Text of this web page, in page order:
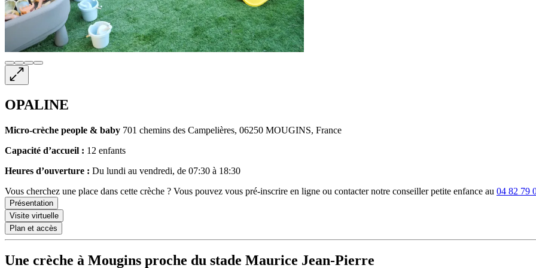
OPALINE
Micro-crèche people & baby 701 chemins des Campelières, 06250 MOUGINS, France
Capacité d’accueil : 12 enfants
Heures d’ouverture : Du lundi au vendredi, de 07:30 à 18:30
Vous cherchez une place dans cette crèche ? Vous pouvez vous pré-inscrire en ligne ou contacter notre conseiller petite enfance au 04 82 79
Présentation
Visite virtuelle
Plan et accès
Une crèche à Mougins proche du stade Maurice Jean-Pierre